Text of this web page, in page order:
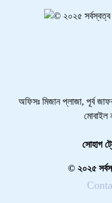
অফিসঃ মিজান প্লাজা, পূর্ব
মোবাইল
সোহাগ
© ২০২৫